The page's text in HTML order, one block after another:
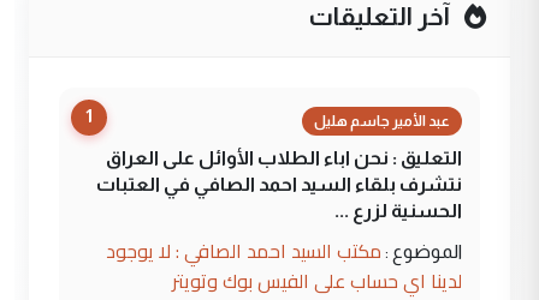
آخر التعليقات
1 عبد الأمير جاسم هليل
التعليق : نحن اباء الطلاب الأوائل على العراق
نتشرف بلقاء السيد احمد الصافي في العتبات
الحسنية لزرع ...
الموضوع : مكتب السيد احمد الصافي : لا يوجود
لدينا اي حساب على الفيس بوك وتويتر